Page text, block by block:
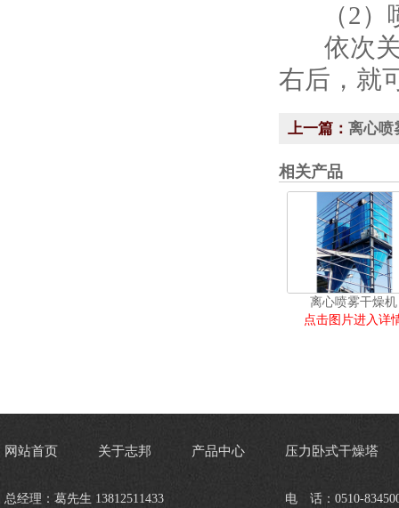
（2）
依次关
右后，就
上一篇： 离心喷
相关产品
离心喷雾干燥机
点击图片进入详
网站首页 关于志邦 产品中心 压力卧式干燥塔
总经理：葛先生 13812511433 电 ​话：0510-